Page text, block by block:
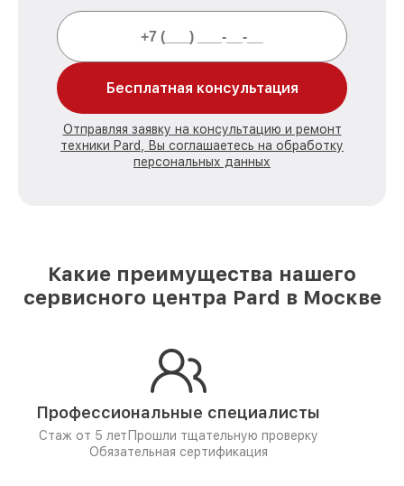
Бесплатная консультация
Отправляя заявку на консультацию и ремонт
техники Pard, Вы соглашаетесь на обработку
персональных данных
Какие преимущества нашего
сервисного центра Pard в Москве
Профессиональные специалисты
Стаж от 5 лет Прошли тщательную проверку
Обязательная сертификация